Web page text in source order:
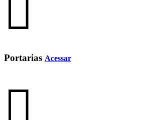
Portarias Acessar